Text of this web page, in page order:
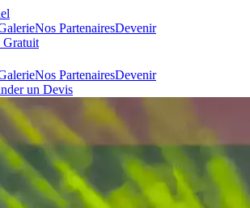
Nos PartenairesDevenir
Gratuit
Nos PartenairesDevenir
un Devis